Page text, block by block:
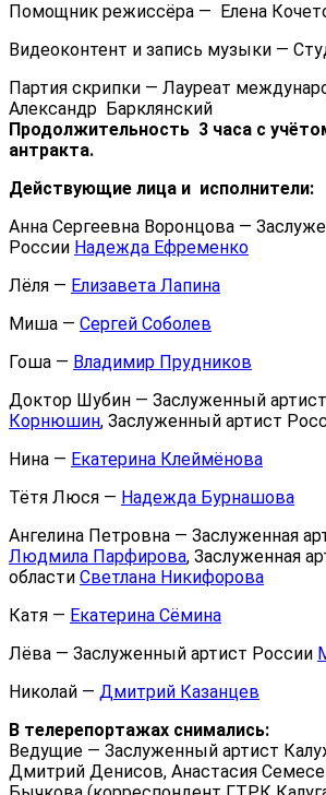
Помощник режиссёра — Елена
Видеоконтент и запись музыки —
Партия скрипки — Лауреат
Александр Барклянский
Продолжительность 3 часа с
антракта.
Действующие лица и исполнители:
Анна Сергеевна Воронцова —
России Надежда Ефременко
Лёля — Елизавета Лапина
Миша — Сергей Соболев
Гоша — Владимир Прудников
Доктор Шубин — Заслуженный
Корнюшин, Заслуженный артист
Нина — Екатерина Клеймёнова
Тётя Люся — Надежда Бурнашова
Ангелина Петровна — Заслуженная
Людмила Парфирова, Заслуженная
области Светлана Никифорова
Катя — Екатерина Сёмина
Лёва — Заслуженный артист России
Николай — Дмитрий Казанцев
В телерепортажах снимались:
Ведущие — Заслуженный артист
Дмитрий Денисов, Анастасия